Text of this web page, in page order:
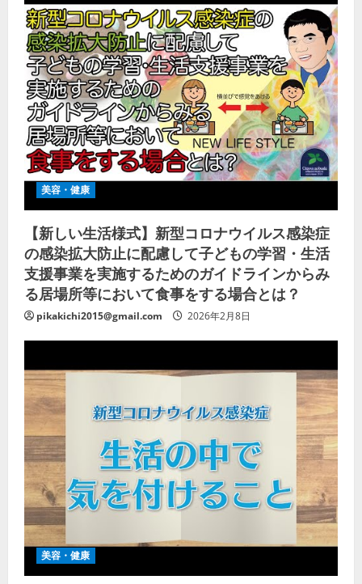
美容・健康
【新しい生活様式】新型コロナウイルス感染症
の感染拡大防止に配慮して子どもの学習・生活
支援事業を実施するためのガイドラインからみ
る居場所等において食事をする場合とは？
pikakichi2015@gmail.com 2026年2月8日
美容・健康